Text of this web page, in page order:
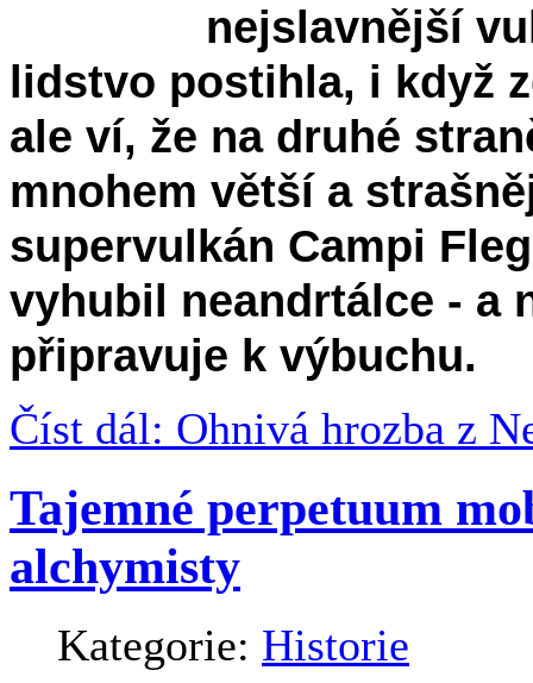
nejslavnější
lidstvo postihla, i když
ale ví, že na druhé
mnohem větší a
supervulkán Campi
vyhubil neandrtálce - a
připravuje k výbuchu.
Číst dál: Ohnivá hrozba z
Tajemné perpetuum
alchymisty
Kategorie: Historie